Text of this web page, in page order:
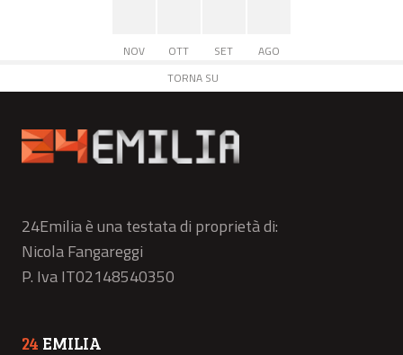
NOV OTT SET
AGO
TORNA SU
24Emilia è una testata di proprietà di:
Nicola Fangareggi
P. Iva IT02148540350
24 EMILIA